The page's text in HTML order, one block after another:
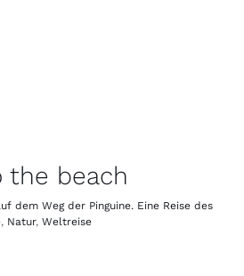
the beach
dem Weg der Pinguine. Eine Reise des
, Natur, Weltreise